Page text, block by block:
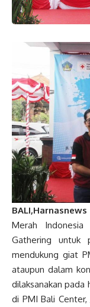
BALI,Harnasnews
Merah
Gathering untuk
mendukung giat
ataupun dalam
dilaksanakan
di PMI Bali